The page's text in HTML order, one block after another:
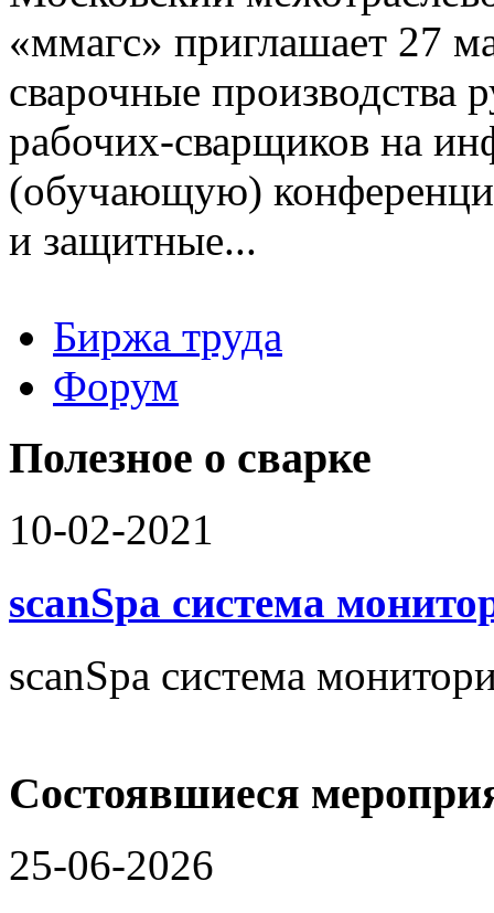
«ммагс» приглашает 27
сварочные производства
рабочих-сварщиков на
(обучающую)
и защитные...
Биржа труда
Работодателю
Соискателю
Форум
Полезное о сварке
10-02-2021
scanSpa система
scanSpa система
Состоявшиеся
25-06-2026